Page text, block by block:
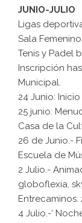
JUNIO-JULIO
Ligas
Sala
Tenis y Padel
Inscripción
Municipal.
24 Junio:
25 junio:
Casa de la
26 de Junio.-
Escuela de
2 Julio.-
globoflexia,
Entrecaminos.
4 Julio.-‘